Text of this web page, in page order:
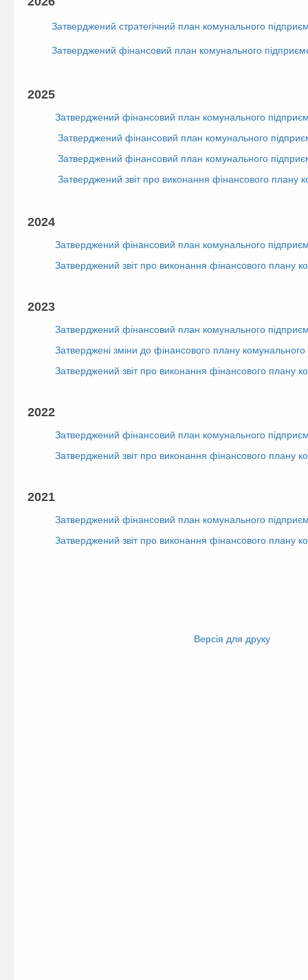
Затверджений стратегічний план комунального
Затверджений фінансовий план комунального
2025
Затверджений фінансовий план комунального
Затверджений фінансовий план комунального
Затверджений фінансовий план комунального
Затверджений звіт про виконання фінансового плану
2024
Затверджений фінансовий план комунального
Затверджений звіт про виконання фінансового плану
2023
Затверджений фінансовий план комунального
Затверджені зміни до фінансового плану
Затверджений звіт про виконання фінансового плану
2022
Затверджений фінансовий план комунального
Затверджений звіт про виконання фінансового плану
2021
Затверджений фінансовий план комунального
Затверджений звіт про виконання фінансового плану
TwitterВерсія для друку